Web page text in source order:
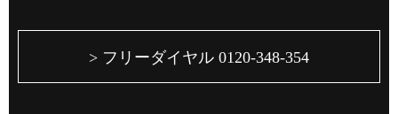
> フリーダイヤル 0120-348-354